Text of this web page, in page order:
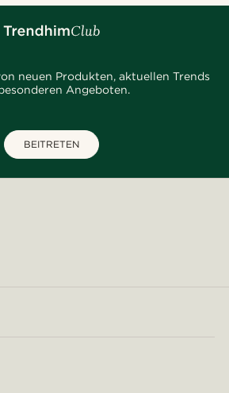
neuen Produkten, aktuellen Trends
Angeboten.
BEITRETEN